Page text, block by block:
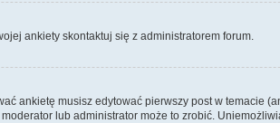
ankiety skontaktuj się z administratorem forum.
ankietę musisz edytować pierwszy post w temacie
lub administrator może to zrobić.